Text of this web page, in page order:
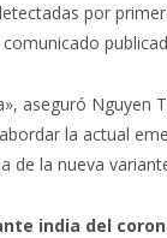
por
aseguró Nguyen
la actual
de la nueva
india del